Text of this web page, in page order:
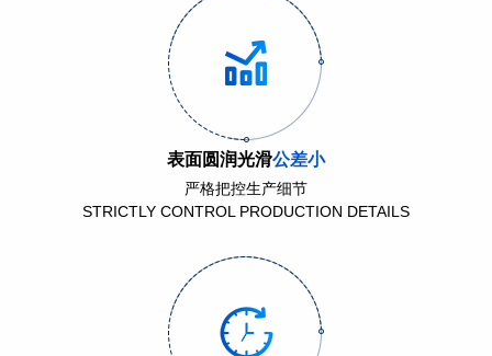
表面圆润光滑公差小
严格把控生产细节
STRICTLY CONTROL PRODUCTION DETAILS